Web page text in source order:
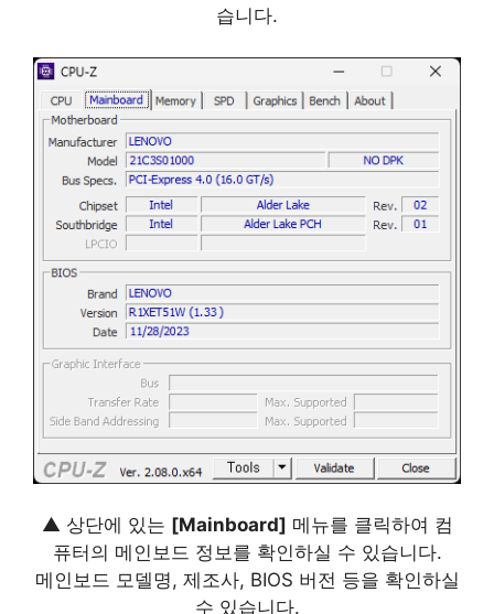
습니다.
▲ 상단에 있는 [Mainboard] 메뉴를 클릭하여 컴
퓨터의 메인보드 정보를 확인하실 수 있습니다.
메인보드 모델명, 제조사, BIOS 버전 등을 확인하실
수 있습니다.